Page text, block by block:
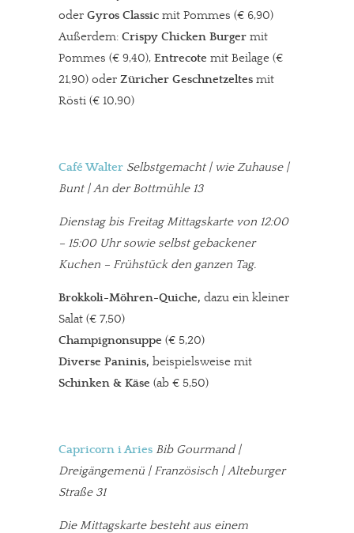
oder Gyros Classic mit Pommes (€ 6,90)
Außerdem: Crispy Chicken Burger mit
Pommes (€ 9,40), Entrecote mit Beilage (€
21,90) oder Züricher Geschnetzeltes mit
Rösti (€ 10,90)
Café Walter Selbstgemacht | wie Zuhause |
Bunt | An der Bottmühle 13
Dienstag bis Freitag Mittagskarte von 12:00
– 15:00 Uhr sowie selbst gebackener
Kuchen – Frühstück den ganzen Tag.
Brokkoli-Möhren-Quiche, dazu ein kleiner
Salat (€ 7,50)
Champignonsuppe (€ 5,20)
Diverse Paninis, beispielsweise mit
Schinken & Käse (ab € 5,50)
Capricorn i Aries Bib Gourmand |
Dreigängemenü | Französisch | Alteburger
Straße 31
Die Mittagskarte besteht aus einem